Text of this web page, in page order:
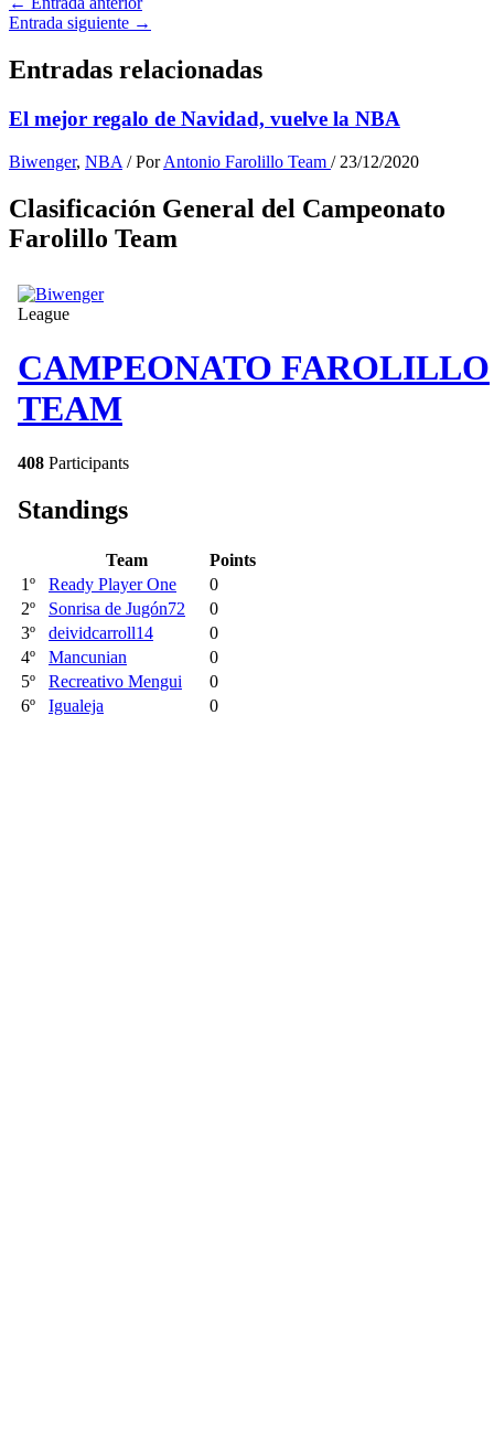
Entrada siguiente →
Entradas relacionadas
El mejor regalo de Navidad, vuelve la NBA
Biwenger, NBA / PorAntonio Farolillo Team / 23/12/2020
Clasificación General del Campeonato
Farolillo Team